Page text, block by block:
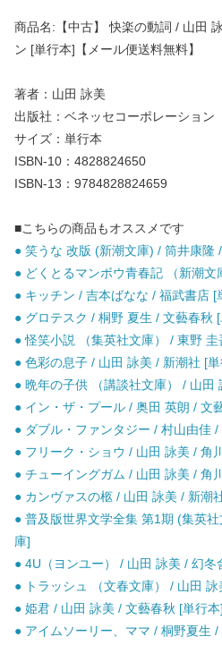
商品名:【中古】 快楽の動詞 / 山田
ン [単行本]【メール便送料無料】
著者：山田 詠美
出版社：ベネッセコーポレーション
サイズ：単行本
ISBN-10：4828824650
ISBN-13：9784828824659
■こちらの商品もオススメです
● 笑うな 改版 (新潮文庫) / 筒井康隆
● どくとるマンボウ青春記 （新潮
● キッチン / 吉本ばなな / 福武書店 [
● グロテスク / 桐野 夏生 / 文藝春秋
● 怪笑小説 （集英社文庫） / 東野
● 色彩の息子 / 山田 詠美 / 新潮社 [
● 晩年の子供 （講談社文庫） / 山田
● イン・ザ・プール / 奥田 英朗 / 文
● ダブル・ファンタジー / 村山由佳
● フリーク・ショウ / 山田 詠美 / 角
● チューイングガム / 山田 詠美 / 角
● カンヴァスの柩 / 山田 詠美 / 新潮
● 普及版世界文学全集 第1期 (集英
庫]
● 4U（ヨンユー） / 山田 詠美 / 幻冬
● トラッシュ （文春文庫） / 山田
● 姫君 / 山田 詠美 / 文藝春秋 [単行本]
● アイムソーリー、ママ / 桐野夏生